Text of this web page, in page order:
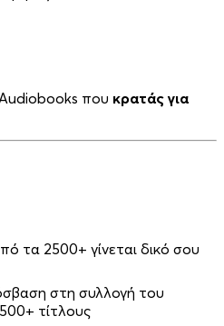
που κρατάς για
τα 2500+ γίνεται δικό σου
στη συλλογή του
τίτλους